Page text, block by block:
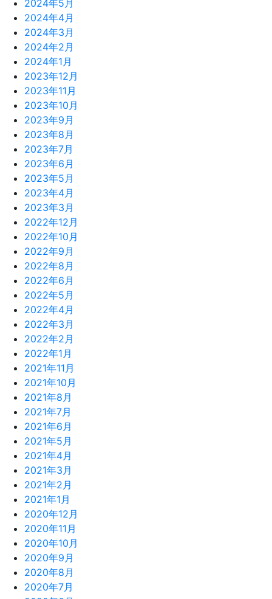
2024年5月
2024年4月
2024年3月
2024年2月
2024年1月
2023年12月
2023年11月
2023年10月
2023年9月
2023年8月
2023年7月
2023年6月
2023年5月
2023年4月
2023年3月
2022年12月
2022年10月
2022年9月
2022年8月
2022年6月
2022年5月
2022年4月
2022年3月
2022年2月
2022年1月
2021年11月
2021年10月
2021年8月
2021年7月
2021年6月
2021年5月
2021年4月
2021年3月
2021年2月
2021年1月
2020年12月
2020年11月
2020年10月
2020年9月
2020年8月
2020年7月